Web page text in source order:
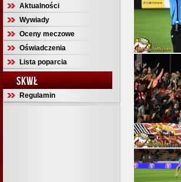
Aktualności
Wywiady
Oceny meczowe
Oświadczenia
Lista poparcia
SKWŁ
Regulamin